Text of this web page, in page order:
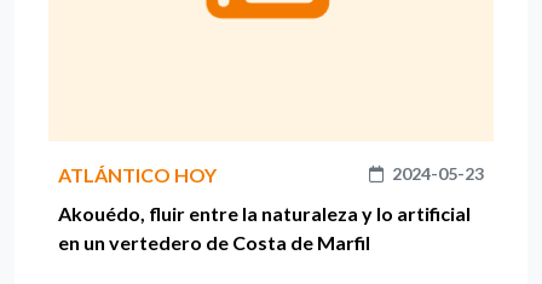
ATLÁNTICO HOY 2024-05-23
Akouédo, fluir entre la naturaleza y lo artificial
en un vertedero de Costa de Marfil